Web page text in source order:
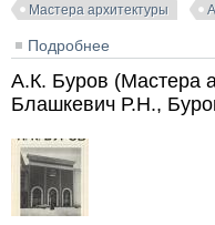
Мастера архитектуры
Подробнее
1975
А.К. Буров (Мастера
Блашкевич Р.Н.,